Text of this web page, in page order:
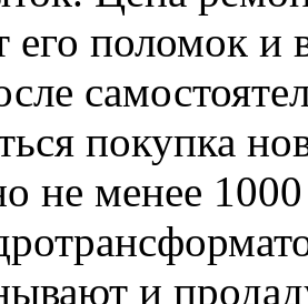
его поломок и
покупка
не менее
и